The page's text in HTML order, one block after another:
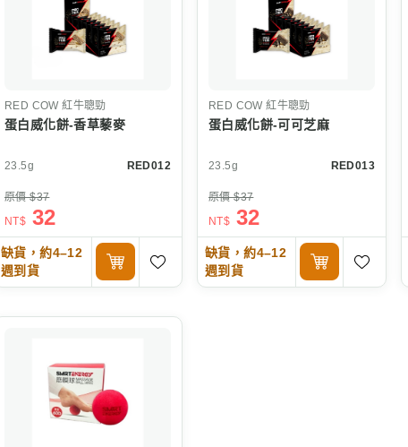
RED COW 紅牛聰勁
蛋白威化餅-香草藜麥
23.5g RED012
原價 $37
NT$ 32
缺貨，約4–12
週到貨
RED COW 紅牛聰勁
蛋白威化餅-可可芝麻
23.5g RED013
原價 $37
NT$ 32
缺貨，約4–12
週到貨